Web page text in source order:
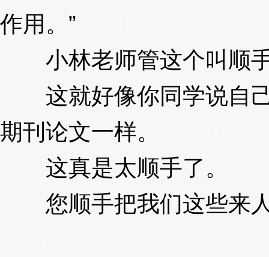
作用。”
小林老师管这个叫顺
这就好像你同学说自己
期刊论文一样。
这真是太顺手了。
您顺手把我们这些来人